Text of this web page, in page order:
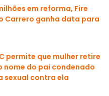
em reforma, Fire
Carrero ganha data para
permite que mulher retire
nome do pai condenado
sexual contra ela